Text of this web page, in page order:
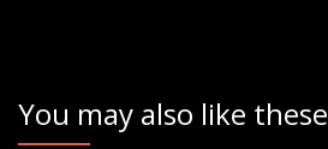
You may also like these